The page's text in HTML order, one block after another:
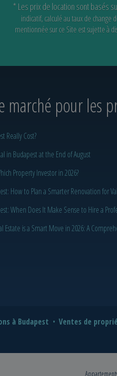
* Les prix de location sont basés
indicatif, calculé au taux de change
mentionnée sur ce Site est sujette à
marché pour les
Really Cost?
in Budapest at the End of August
Property Investor in 2026?
How to Plan a Smarter Renovation for
When Does It Make Sense to Hire a
Estate is a Smart Move in 2026: A
à Budapest Ventes de